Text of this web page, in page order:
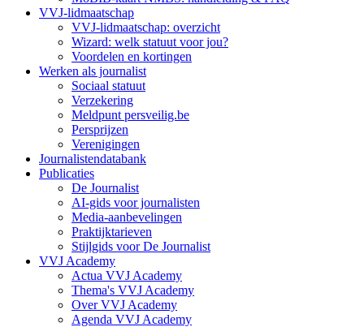
VVJ-lidmaatschap
VVJ-lidmaatschap: overzicht
Wizard: welk statuut voor jou?
Voordelen en kortingen
Werken als journalist
Sociaal statuut
Verzekering
Meldpunt persveilig.be
Persprijzen
Verenigingen
Journalistendatabank
Publicaties
De Journalist
AI-gids voor journalisten
Media-aanbevelingen
Praktijktarieven
Stijlgids voor De Journalist
VVJ Academy
Actua VVJ Academy
Thema's VVJ Academy
Over VVJ Academy
Agenda VVJ Academy